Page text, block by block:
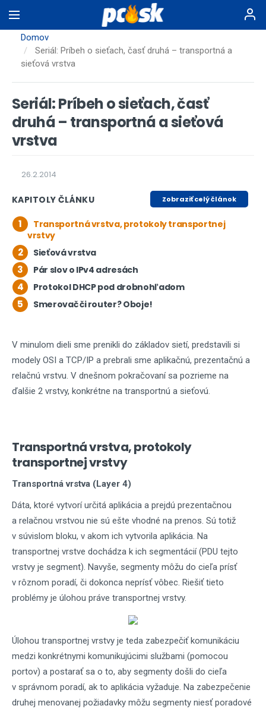
na
hlavnýDomov
Seriál: Príbeh o sieťach, časť druhá – transportná a
sieťová vrstva
Seriál: Príbeh o sieťach, časť
druhá – transportná a sieťová
vrstva
26.2.2014
KAPITOLY ČLÁNKU Zobraziť celý článok
1
Transportná vrstva, protokoly transportnej
vrstvy
2 Sieťová vrstva
3 Pár slov o IPv4 adresách
4 Protokol DHCP pod drobnohľadom
5 Smerovač či router? Oboje!
V minulom dieli sme prenikli do základov sietí, predstavili si
modely OSI a TCP/IP a prebrali sme aplikačnú, prezentačnú a
relačnú vrstvu. V dnešnom pokračovaní sa pozrieme na
ďalšie 2 vrstvy, konkrétne na transportnú a sieťovú.
Transportná vrstva, protokoly
transportnej vrstvy
Transportná vrstva (Layer 4)
Dáta, ktoré vytvorí určitá aplikácia a prejdú prezentačnou
a relačnou vrstvou nie sú ešte vhodné na prenos. Sú totiž
v súvislom bloku, v akom ich vytvorila aplikácia. Na
transportnej vrstve dochádza k ich segmentácií (PDU tejto
vrstvy je segment). Navyše, segmenty môžu do cieľa prísť
v rôznom poradí, či dokonca neprísť vôbec. Riešiť tieto
problémy je úlohou práve transportnej vrstvy.
Úlohou transportnej vrstvy je teda zabezpečiť komunikáciu
medzi konkrétnymi komunikujúcimi službami (pomocou
portov) a postarať sa o to, aby segmenty došli do cieľa
v správnom poradí, ak to aplikácia vyžaduje. Na zabezpečenie
druhej menovanej požiadavky môžu segmenty niesť poradové